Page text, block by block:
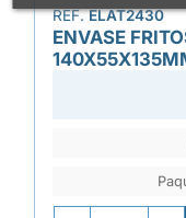
REF.ELAT2430
ENVASE